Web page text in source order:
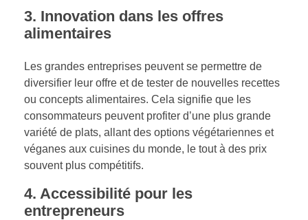
3. Innovation dans les offres
alimentaires
Les grandes entreprises peuvent se permettre de
diversifier leur offre et de tester de nouvelles recettes
ou concepts alimentaires. Cela signifie que les
consommateurs peuvent profiter d’une plus grande
variété de plats, allant des options végétariennes et
véganes aux cuisines du monde, le tout à des prix
souvent plus compétitifs.
4. Accessibilité pour les
entrepreneurs